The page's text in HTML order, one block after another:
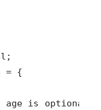
is optional